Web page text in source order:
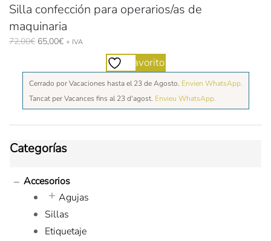
Silla confección para operarios/as de
maquinaria
72,00€ El
era:
65,00€El
es:
+ IVA
Favorito
Cerrado por Vacaciones hasta el 23 de Agosto. Envien WhatsApp.
Tancat per Vacances fins al 23 d'agost. Envieu WhatsApp.
Categorías
Accesorios
Agujas
Sillas
Etiquetaje